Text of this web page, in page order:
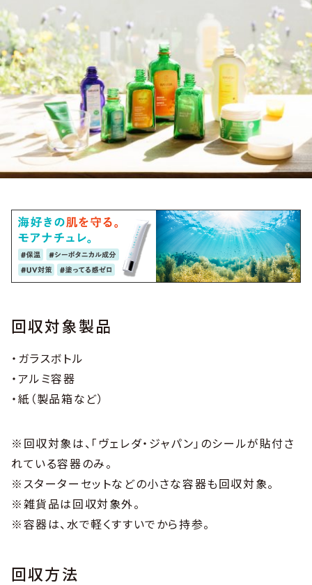
回収対象製品
・ガラスボトル
・アルミ容器
・紙（製品箱など）
※回収対象は、「ヴェレダ・ジャパン」のシールが貼付さ
れている容器のみ。
※スターターセットなどの小さな容器も回収対象。
※雑貨品は回収対象外。
※容器は、水で軽くすすいでから持参。
回収方法